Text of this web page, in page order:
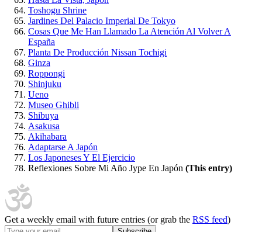
Toshogu Shrine
Jardines Del Palacio Imperial De Tokyo
Cosas Que Me Han Llamado La Atención Al Volver A
España
Planta De Producción Nissan Tochigi
Ginza
Roppongi
Shinjuku
Ueno
Museo Ghibli
Shibuya
Asakusa
Akihabara
Adaptarse A Japón
Los Japoneses Y El Ejercicio
Reflexiones Sobre Mi Año Jype En Japón (This entry)
Get a weekly email with future entries (or grab the RSS feed)